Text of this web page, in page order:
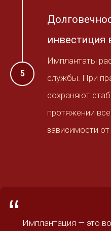
инвестиция
Имплантаты
службы. При
сохраняют
протяжении
зависимости от
“ Имплантация — это